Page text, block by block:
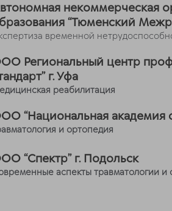
некоммерческая
“Тюменский
временной
Региональный центр
г. Уфа
реабилитация
“Национальная академия
и ортопедия
“Спектр” г. Подольск
аспекты травматологии и